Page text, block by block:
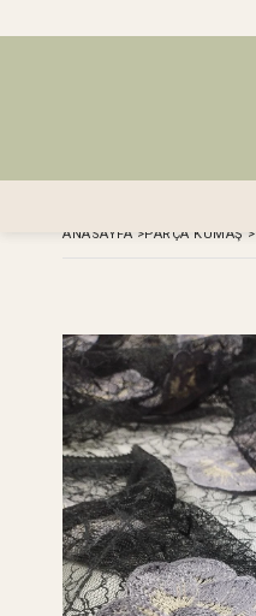
ANASAYFA >PARÇA KUMAŞ >